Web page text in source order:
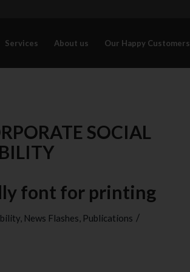
Services About us Our Happy Customers
SOCIAL
font for printing
, News Flashes, Publications /